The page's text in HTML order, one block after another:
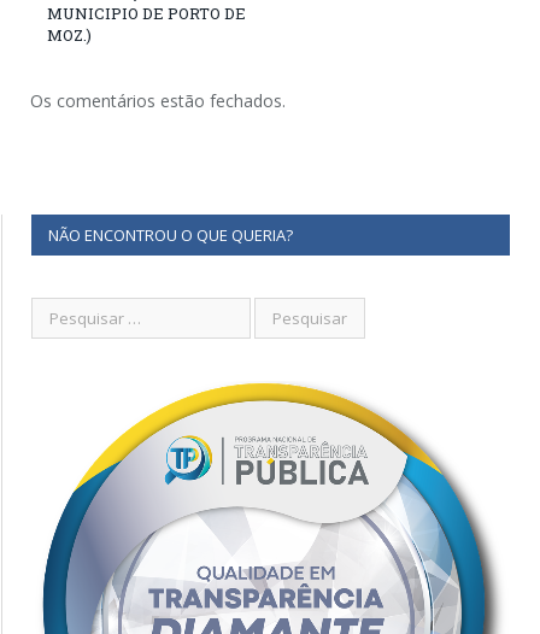
MUNICIPIO DE PORTO DE
MOZ.)
Os comentários estão fechados.
NÃO ENCONTROU O QUE QUERIA?